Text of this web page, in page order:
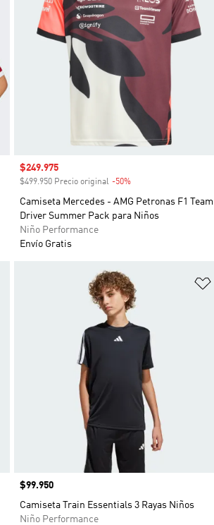
Precio de venta
$249.975
$499.950 Precio original -50%
Camiseta Mercedes - AMG Petronas F1 Team
Driver Summer Pack para Niños
Niño Performance
Envío Gratis
Añadir a la lista de deseos
Precio
$99.950
Camiseta Train Essentials 3 Rayas Niños
Niño Performance